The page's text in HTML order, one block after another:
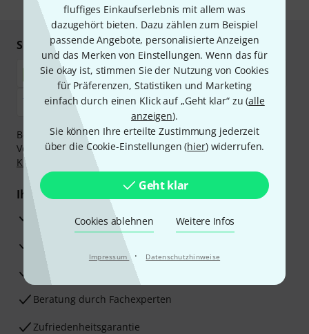
fluffiges Einkaufserlebnis mit allem was
dazugehört bieten. Dazu zählen zum Beispiel
passende Angebote, personalisierte Anzeigen
und das Merken von Einstellungen. Wenn das für
Sie okay ist, stimmen Sie der Nutzung von Cookies
für Präferenzen, Statistiken und Marketing
einfach durch einen Klick auf „Geht klar“ zu (alle
anzeigen).
Sie können Ihre erteilte Zustimmung jederzeit
über die Cookie-Einstellungen (hier) widerrufen.
Geht klar
Cookies ablehnen Weitere Infos
Impressum · Datenschutzhinweise
Sicher einkaufen & bezahlen
Bezahlen Sie vertraulich und sicher per Nachnahme,
Vorkasse, PayPal, Amazon Pay,Klarna Sofort bezahlen
Klarna Ratenzahlung
Ihre Vorteile
3 Jahre Thomann Garantie
30 Tage Money-Back-Garantie
Beratung durch Fachexperten
Zufriedenheitsgarantie